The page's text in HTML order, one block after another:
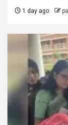
1 day ago